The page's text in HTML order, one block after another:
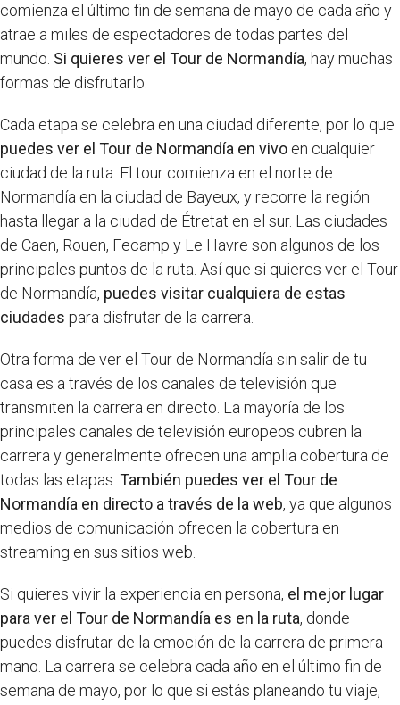
comienza el último fin de semana de mayo de cada año y
atrae a miles de espectadores de todas partes del
mundo. Si quieres ver el Tour de Normandía, hay muchas
formas de disfrutarlo.
Cada etapa se celebra en una ciudad diferente, por lo que
puedes ver el Tour de Normandía en vivo en cualquier
ciudad de la ruta. El tour comienza en el norte de
Normandía en la ciudad de Bayeux, y recorre la región
hasta llegar a la ciudad de Étretat en el sur. Las ciudades
de Caen, Rouen, Fecamp y Le Havre son algunos de los
principales puntos de la ruta. Así que si quieres ver el Tour
de Normandía, puedes visitar cualquiera de estas
ciudades para disfrutar de la carrera.
Otra forma de ver el Tour de Normandía sin salir de tu
casa es a través de los canales de televisión que
transmiten la carrera en directo. La mayoría de los
principales canales de televisión europeos cubren la
carrera y generalmente ofrecen una amplia cobertura de
todas las etapas. También puedes ver el Tour de
Normandía en directo a través de la web, ya que algunos
medios de comunicación ofrecen la cobertura en
streaming en sus sitios web.
Si quieres vivir la experiencia en persona, el mejor lugar
para ver el Tour de Normandía es en la ruta, donde
puedes disfrutar de la emoción de la carrera de primera
mano. La carrera se celebra cada año en el último fin de
semana de mayo, por lo que si estás planeando tu viaje,